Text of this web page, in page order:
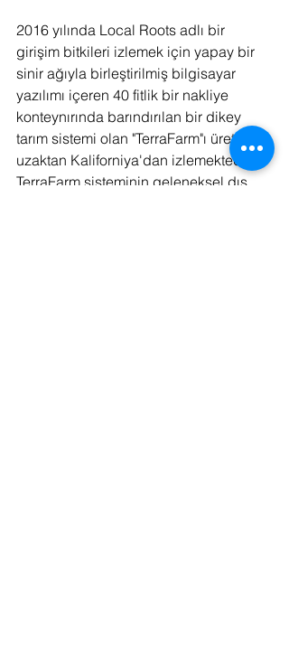
2016 yılında Local Roots adlı bir
girişim bitkileri izlemek için yapay bir
sinir ağıyla birleştirilmiş bilgisayar
yazılımı içeren 40 fitlik bir nakliye
konteynırında barındırılan bir dikey
tarım sistemi olan "TerraFarm"ı üretti ve
uzaktan Kaliforniya'dan izlemektedir.
TerraFarm sisteminin geleneksel dış